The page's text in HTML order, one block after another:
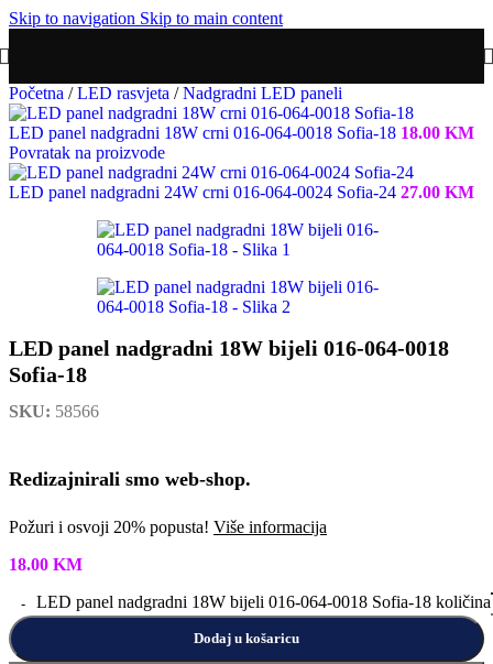
Skip to navigation Skip to main content
Početna / LED rasvjeta / Nadgradni LED paneli
LED panel nadgradni 18W crni 016-064-0018 Sofia-18 18.00 KM
Povratak na proizvode
LED panel nadgradni 24W crni 016-064-0024 Sofia-24 27.00 KM
LED panel nadgradni 18W bijeli 016-064-0018
Sofia-18
SKU: 58566
Redizajnirali smo web-shop.
Požuri i osvoji 20% popusta! Više informacija
18.00 KM
LED panel nadgradni 18W bijeli 016-064-0018 Sofia-18 količina
Dodaj u košaricu